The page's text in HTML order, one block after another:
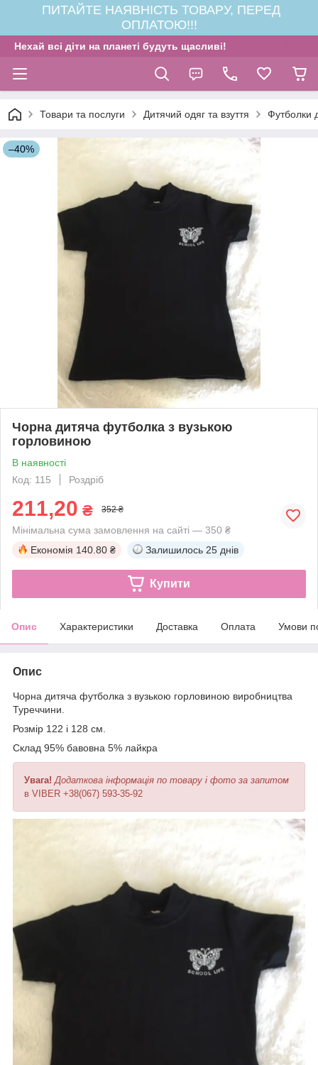
ПИТАЙТЕ НАЯВНІСТЬ ТОВАРУ, ПЕРЕД
ОПЛАТОЮ!!!
Нехай всі діти на планеті будуть щасливі!
Товари та послуги Дитячий одяг та взуття Футболки
–40%
Чорна дитяча футболка з вузькою
горловиною
В наявності
Код: 115
Роздріб
211,20 ₴ 352 ₴
Мінімальна сума замовлення на сайті — 350 ₴
Економія 140.80 ₴ Залишилось 25 днів
Купити
Опис Характеристики Доставка Оплата Умови
Опис
Чорна дитяча футболка з вузькою горловиною виробництва
Туреччини.
Розмір 122 і 128 см.
Склад 95% бавовна 5% лайкра
Увага! Додаткова інформація по товару і фото за запитом
в VIBER +38(067) 593-35-92